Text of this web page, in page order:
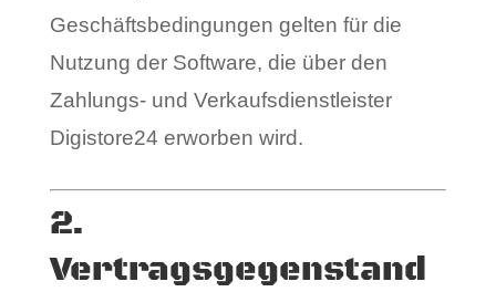
Geschäftsbedingungen gelten für die
Nutzung der Software, die über den
Zahlungs- und Verkaufsdienstleister
Digistore24 erworben wird.
2.
Vertragsgegenstand